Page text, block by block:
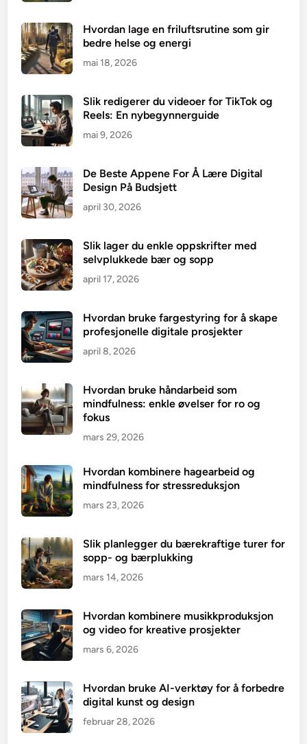
Hvordan lage en friluftsrutine som gir
bedre helse og energi
mai 18, 2026
Slik redigerer du videoer for TikTok og
Reels: En nybegynnerguide
mai 9, 2026
De Beste Appene For Å Lære Digital
Design På Budsjett
april 30, 2026
Slik lager du enkle oppskrifter med
selvplukkede bær og sopp
april 17, 2026
Hvordan bruke fargestyring for å skape
profesjonelle digitale prosjekter
april 8, 2026
Hvordan bruke håndarbeid som
mindfulness: enkle øvelser for ro og
fokus
mars 29, 2026
Hvordan kombinere hagearbeid og
mindfulness for stressreduksjon
mars 23, 2026
Slik planlegger du bærekraftige turer for
sopp- og bærplukking
mars 14, 2026
Hvordan kombinere musikkproduksjon
og video for kreative prosjekter
mars 6, 2026
Hvordan bruke AI-verktøy for å forbedre
digital kunst og design
februar 28, 2026